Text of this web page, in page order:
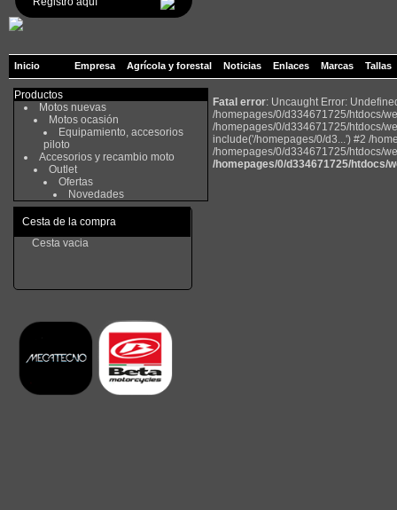
Inicio Empresa Agrícola y forestal Noticias Enlaces Marcas Tallas
Productos
Motos nuevas
Motos ocasión
Equipamiento, accesorios
piloto
Accesorios y recambio moto
Outlet
Ofertas
Novedades
Cesta de la compra
Cesta vacia
Fatal error: Uncaught Error:
/homepages/0/d334671725/htdocs/
/homepages/0/d334671725/htdocs/
include('/homepages/0/d3...') #2 /
/homepages/0/d334671725/htdocs/
/homepages/0/d334671725/htdocs/